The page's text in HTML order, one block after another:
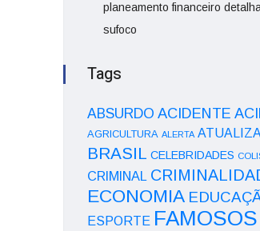
planeamento financeiro
sufoco
Tags
ABSURDO ACIDENTE
AGRICULTURA ALERTA
BRASIL CELEBRIDADES
CRIMINAL
ECONOMIA
ESPORTE FAMOSOS